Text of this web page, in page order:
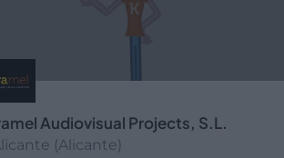
Audiovisual Projects, S.L.
(Alicante)